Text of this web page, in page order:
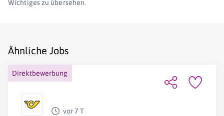
Wichtiges zu übersehen.
Ähnliche Jobs
Direktbewerbung
vor 7 T